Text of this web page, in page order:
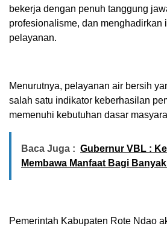
bekerja dengan penuh tanggung
profesionalisme, dan menghadirkan
pelayanan.
Menurutnya, pelayanan air bersih
salah satu indikator keberhasilan
memenuhi kebutuhan dasar
Baca Juga : Gubernur VBL :
Membawa Manfaat Bagi
Pemerintah Kabupaten Rote Ndao